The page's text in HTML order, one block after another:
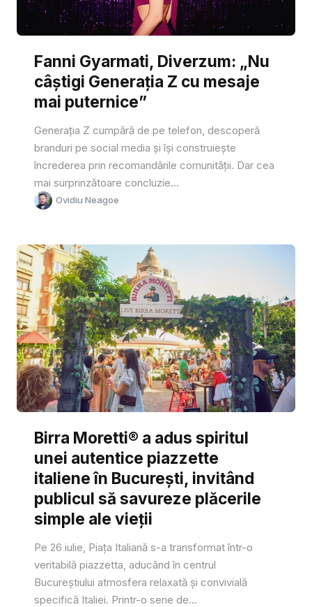
Fanni Gyarmati, Diverzum: „Nu
câștigi Generația Z cu mesaje
mai puternice”
Generația Z cumpără de pe telefon, descoperă
branduri pe social media și își construiește
încrederea prin recomandările comunității. Dar cea
mai surprinzătoare concluzie...
Ovidiu Neagoe
Birra Moretti® a adus spiritul
unei autentice piazzette
italiene în București, invitând
publicul să savureze plăcerile
simple ale vieții
Pe 26 iulie, Piața Italiană s-a transformat într-o
veritabilă piazzetta, aducând în centrul
Bucureștiului atmosfera relaxată și convivială
specifică Italiei. Printr-o serie de...